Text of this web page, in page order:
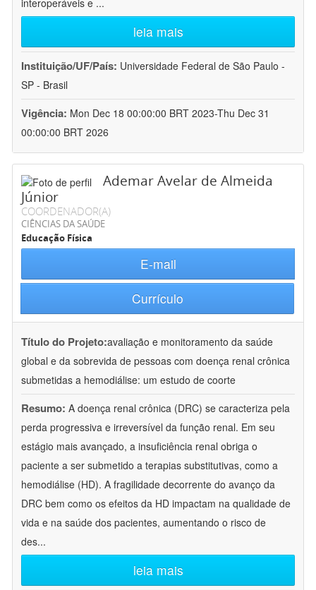
interoperáveis e ...
leia mais
Instituição/UF/País: Universidade Federal de São Paulo -
SP - Brasil
Vigência: Mon Dec 18 00:00:00 BRT 2023-Thu Dec 31
00:00:00 BRT 2026
Ademar Avelar de Almeida
Júnior
COORDENADOR(A)
CIÊNCIAS DA SAÚDE
Educação Física
E-mail
Currículo
Título do Projeto:avaliação e monitoramento da saúde
global e da sobrevida de pessoas com doença renal crônica
submetidas a hemodiálise: um estudo de coorte
Resumo: A doença renal crônica (DRC) se caracteriza pela
perda progressiva e irreversível da função renal. Em seu
estágio mais avançado, a insuficiência renal obriga o
paciente a ser submetido a terapias substitutivas, como a
hemodiálise (HD). A fragilidade decorrente do avanço da
DRC bem como os efeitos da HD impactam na qualidade de
vida e na saúde dos pacientes, aumentando o risco de
des...
leia mais